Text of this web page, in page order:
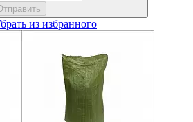
из избранного